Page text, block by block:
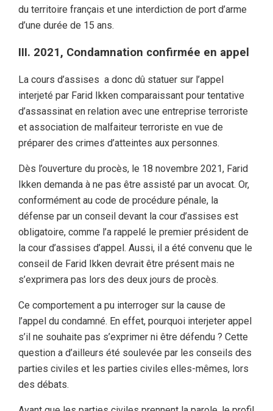
du territoire français et une interdiction de port d’arme
d’une durée de 15 ans.
III. 2021, Condamnation confirmée en appel
La cours d’assises a donc dû statuer sur l’appel
interjeté par Farid Ikken comparaissant pour tentative
d’assassinat en relation avec une entreprise terroriste
et association de malfaiteur terroriste en vue de
préparer des crimes d’atteintes aux personnes.
Dès l’ouverture du procès, le 18 novembre 2021, Farid
Ikken demanda à ne pas être assisté par un avocat. Or,
conformément au code de procédure pénale, la
défense par un conseil devant la cour d’assises est
obligatoire, comme l’a rappelé le premier président de
la cour d’assises d’appel. Aussi, il a été convenu que le
conseil de Farid Ikken devrait être présent mais ne
s’exprimera pas lors des deux jours de procès.
Ce comportement a pu interroger sur la cause de
l’appel du condamné. En effet, pourquoi interjeter appel
s’il ne souhaite pas s’exprimer ni être défendu ? Cette
question a d’ailleurs été soulevée par les conseils des
parties civiles et les parties civiles elles-mêmes, lors
des débats.